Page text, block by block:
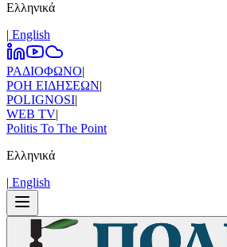
Ελληνικά
| Εnglish
ΡΑΔΙΟΦΩΝΟ|
ΡΟΗ ΕΙΔΗΣΕΩΝ|
POLIGNOSI|
WEB TV|
Politis To The Point
Ελληνικά
| Εnglish